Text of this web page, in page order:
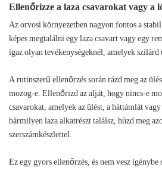
Ellenőrizze a laza csavarokat vagy a
Az orvosi környezetben nagyon fontos a
képes megtalálni egy laza csavart vagy egy
igaz olyan tevékenységeknél, amelyek szilárd
A rutinszerű ellenőrzés során rázd meg az
mozog-e. Ellenőrizd az alját, hogy nincs-e
csavarokat, amelyek az ülést, a háttámlát
bármilyen laza alkatrészt találsz, húzd meg
szerszámkészlettel.
Ez egy gyors ellenőrzés, és nem vesz